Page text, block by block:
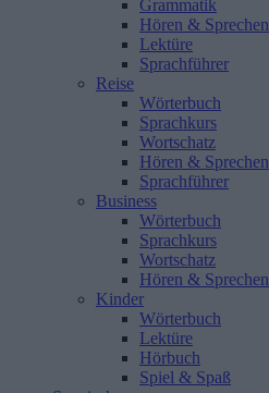
Grammatik
Hören & Sprechen
Lektüre
Sprachführer
Reise
Wörterbuch
Sprachkurs
Wortschatz
Hören & Sprechen
Sprachführer
Business
Wörterbuch
Sprachkurs
Wortschatz
Hören & Sprechen
Kinder
Wörterbuch
Lektüre
Hörbuch
Spiel & Spaß